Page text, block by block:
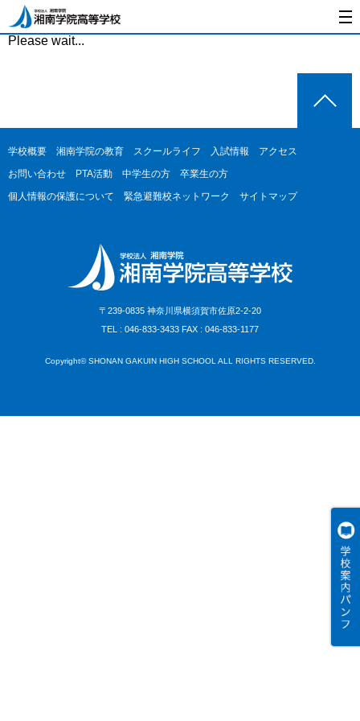
Please wait...
学校概要 湘南学院の教育 スクールライフ 入試情報
アクセス
お問い合わせ
PTA活動 中学生の方
卒業生の方
個人情報の保護について
緊急避難校ネットワーク サイトマップ
〒239-0835 神奈川県横須賀市佐原2-2-20
TEL : 046-833-3433 FAX : 046-833-1177
Copyright© SHONAN GAKUIN HIGH SCHOOL ALL RIGHTS RESERVED.